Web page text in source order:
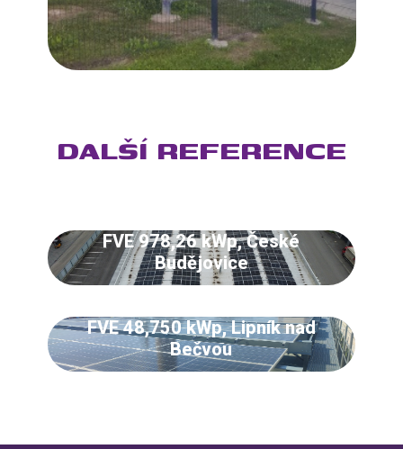
DALŠÍ REFERENCE
FVE 978,26 kWp, České
Budějovice
FVE 48,750 kWp, Lipník nad
Bečvou